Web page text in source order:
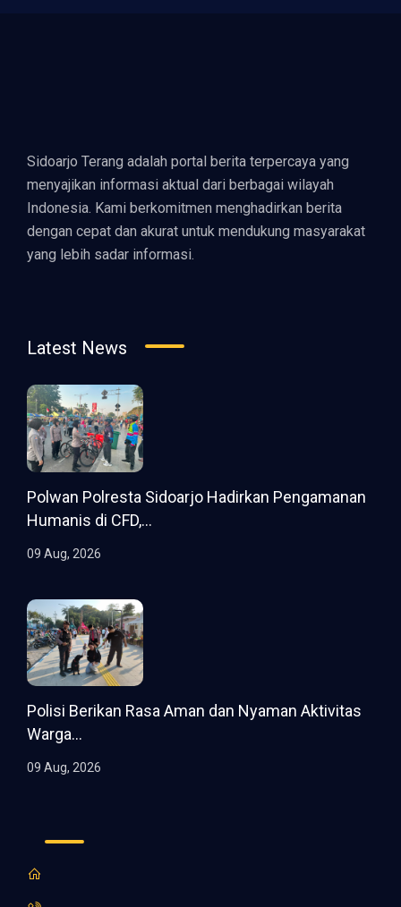
Sidoarjo Terang adalah portal berita terpercaya yang
menyajikan informasi aktual dari berbagai wilayah
Indonesia. Kami berkomitmen menghadirkan berita
dengan cepat dan akurat untuk mendukung masyarakat
yang lebih sadar informasi.
Latest News
Polwan Polresta Sidoarjo Hadirkan Pengamanan
Humanis di CFD,...
09 Aug, 2026
Polisi Berikan Rasa Aman dan Nyaman Aktivitas
Warga...
09 Aug, 2026